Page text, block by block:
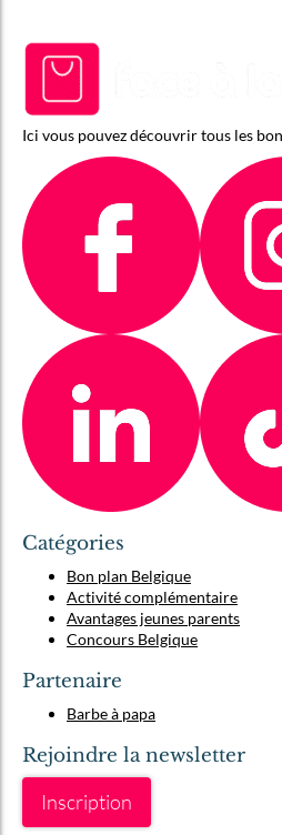
Ici vous pouvez découvrir tous les
Catégories
Bon plan Belgique
Activité complémentaire
Avantages jeunes parents
Concours Belgique
Partenaire
Barbe à papa
Rejoindre la newsletter
Inscription